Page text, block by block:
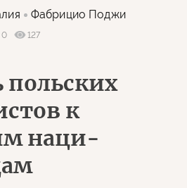
Фабрицио Поджи
0
127
польских
к
наци-